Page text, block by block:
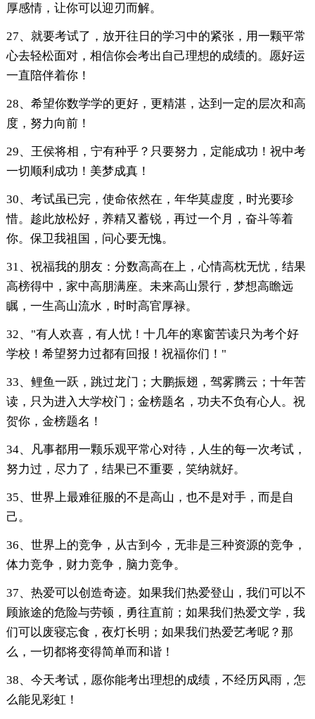
厚感情，让你可以迎刃而解。
27、就要考试了，放开往日的学习中的紧张，用一颗平常
心去轻松面对，相信你会考出自己理想的成绩的。愿好运
一直陪伴着你！
28、希望你数学学的更好，更精湛，达到一定的层次和高
度，努力向前！
29、王侯将相，宁有种乎？只要努力，定能成功！祝中考
一切顺利成功！美梦成真！
30、考试虽已完，使命依然在，年华莫虚度，时光要珍
惜。趁此放松好，养精又蓄锐，再过一个月，奋斗等着
你。保卫我祖国，问心要无愧。
31、祝福我的朋友：分数高高在上，心情高枕无忧，结果
高榜得中，家中高朋满座。未来高山景行，梦想高瞻远
瞩，一生高山流水，时时高官厚禄。
32、"有人欢喜，有人忧！十几年的寒窗苦读只为考个好
学校！希望努力过都有回报！祝福你们！"
33、鲤鱼一跃，跳过龙门；大鹏振翅，驾雾腾云；十年苦
读，只为进入大学校门；金榜题名，功夫不负有心人。祝
贺你，金榜题名！
34、凡事都用一颗乐观平常心对待，人生的每一次考试，
努力过，尽力了，结果已不重要，笑纳就好。
35、世界上最难征服的不是高山，也不是对手，而是自
己。
36、世界上的竞争，从古到今，无非是三种资源的竞争，
体力竞争，财力竞争，脑力竞争。
37、热爱可以创造奇迹。如果我们热爱登山，我们可以不
顾旅途的危险与劳顿，勇往直前；如果我们热爱文学，我
们可以废寝忘食，夜灯长明；如果我们热爱艺考呢？那
么，一切都将变得简单而和谐！
38、今天考试，愿你能考出理想的成绩，不经历风雨，怎
么能见彩虹！